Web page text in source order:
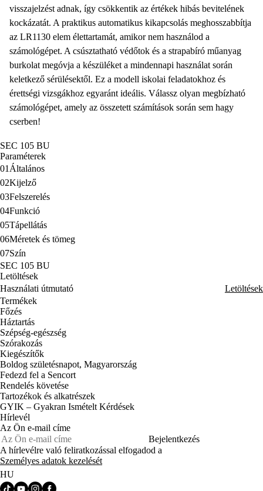
visszajelzést adnak, így csökkentik az értékek hibás bevitelének
kockázatát. A praktikus automatikus kikapcsolás meghosszabbítja
az LR1130 elem élettartamát, amikor nem használod a
számológépet. A csúsztatható védőtok és a strapabíró műanyag
burkolat megóvja a készüléket a mindennapi használat során
keletkező sérülésektől. Ez a modell iskolai feladatokhoz és
érettségi vizsgákhoz egyaránt ideális. Válassz olyan megbízható
számológépet, amely az összetett számítások során sem hagy
cserben!
SEC 105 BU
Paraméterek
01 Általános
02Kijelző
03Felszerelés
04Funkció
05Tápellátás
06Méretek és tömeg
07Szín
SEC 105 BU
Letöltések
Használati útmutató
Letöltések
Termékek
Főzés
Háztartás
Szépség-egészség
Szórakozás
Kiegészítők
Boldog születésnapot, Magyarország
Fedezd fel a Sencort
Rendelés követése
Tartozékok és alkatrészek
GYIK – Gyakran Ismételt Kérdések
Hírlevél
Az Ön e-mail címe
Bejelentkezés
A hírlevélre való feliratkozással elfogadod a
Személyes adatok kezelését
HU